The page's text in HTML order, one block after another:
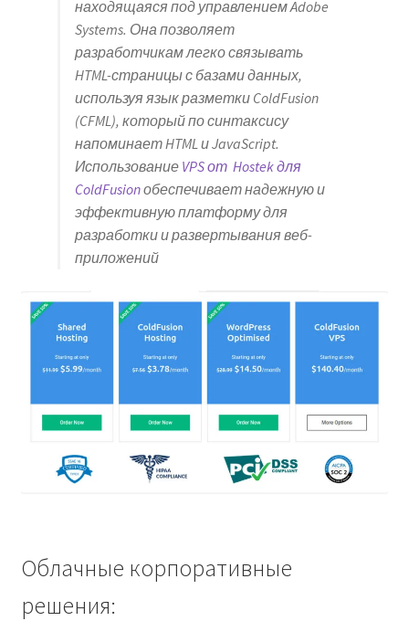
находящаяся под управлением Adobe
Systems. Она позволяет
разработчикам легко связывать
HTML-страницы с базами данных,
используя язык разметки ColdFusion
(CFML), который по синтаксису
напоминает HTML и JavaScript.
Использование VPS от Hostek для
ColdFusionобеспечивает надежную и
эффективную платформу для
разработки и развертывания веб-
приложений
Облачные корпоративные
решения: